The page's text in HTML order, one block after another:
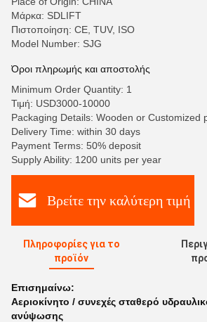
Μάρκα: SDLIFT
Πιστοποίηση: CE, TUV, ISO
Model Number: SJG
Όροι πληρωμής και αποστολής
Minimum Order Quantity: 1
Τιμή: USD3000-10000
Packaging Details: Wooden or Customized
Delivery Time: within 30 days
Payment Terms: 50% deposit
Supply Ability: 1200 units per year
Βρείτε την καλύτερη τιμή
Πληροφορίες για το
προϊόν
Επισημαίνω:
Αεριοκίνητο / συνεχές σταθερό
ανύψωσης